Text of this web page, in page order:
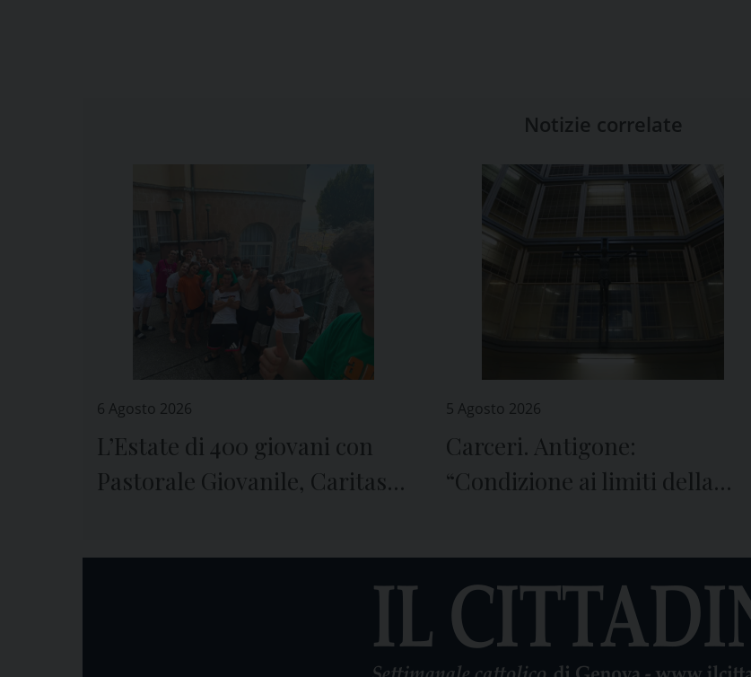
Notizie correlate
6 Agosto 2026
L’Estate di 400 giovani con
Pastorale Giovanile, Caritas e
5 Agosto 2026
Carceri. Antigone:
“Condizione ai limiti della